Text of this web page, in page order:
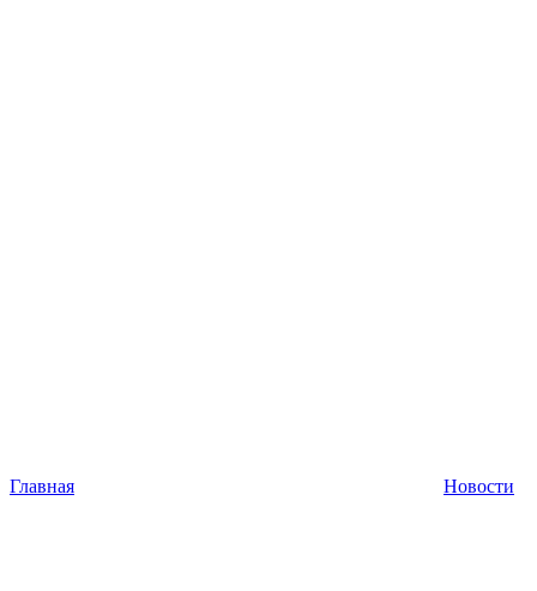
Главная Новости